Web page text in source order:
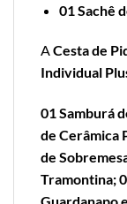
01 Sachê
ACesta de
Individual
01 Samburá
de Cerâmica
de
Tramontina;